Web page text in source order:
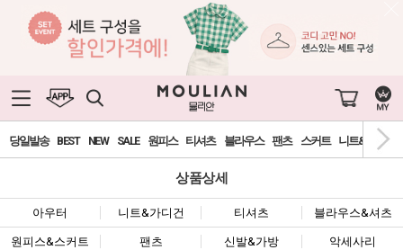
당일발송 BEST NEW SALE 원피스 티셔츠 블라우스 팬츠 스커트 니트&가디건
상품상세
아우터 니트&가디건 티셔츠 블라우스&셔츠
원피스&스커트 팬츠 신발&가방 악세사리